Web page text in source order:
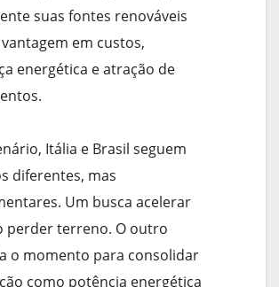
suas fontes renováveis
em custos,
energética e atração de
Itália e Brasil seguem
diferentes, mas
Um busca acelerar
perder terreno. O outro
o momento para consolidar
como potência energética